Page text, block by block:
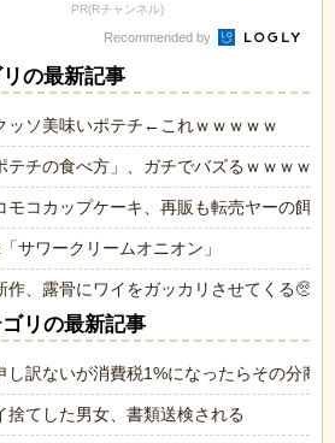
PR(Rチャンネル)
Recommended by
リの最新記事
ッソ美味いポテチ←これｗｗｗｗｗ
テチの食べ方」、ガチでバズるｗｗｗｗｗ
モコカップケーキ、再販も転売ヤーの餌
サワークリームオニオン」
作、露骨にワイをガッカリさせてくる🥺🌰
ゴリの最新記事
し訳ないが消費税1%になったらその分
捨てした男女、書類送検される